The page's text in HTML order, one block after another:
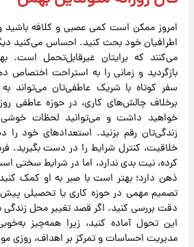
امروز ممکن است کمی عصبی و کلافه باشید
اطرافیان خود بحث کنید. احساس می‌کنید
می‌کنند که برایتان غیرقابل‌تحمل است.
بازگردید و زمانی را به استراحت اختصاص
سفر کوتاه با شریک عاطفی‌تان می‌تواند
برخلاف چالش‌های کاری، در حوزه عاطفی
خواهید داشت و می‌توانید لحظات
زندگی‌تان رقم بزنید. استعدادهای خود
خلاقیت، کنترل شرایط را در دست بگیرید.
کرده، نیت بدی ندارد، اما در شرایط سختی
ذهن دارد؛ بهتر است با صبر به او کمک
تصمیم مهمی در حوزه کاری یا تحصیلی
دقت بررسی کنید. اگر قصد تغییر محل زندگی
این تحول آماده کنید، زیرا همه‌چیز
مدیریت احساسات و تمرکز بر اهداف، روزی